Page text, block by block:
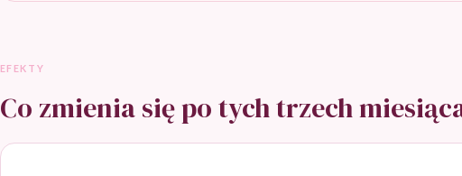
EFEKTY
Co zmienia się po tych trzech